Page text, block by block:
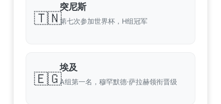
🇹🇳
突尼斯
第七次参加世界杯，H组冠军
🇪🇬
埃及
A组第一名，穆罕默德·萨拉赫领衔晋级